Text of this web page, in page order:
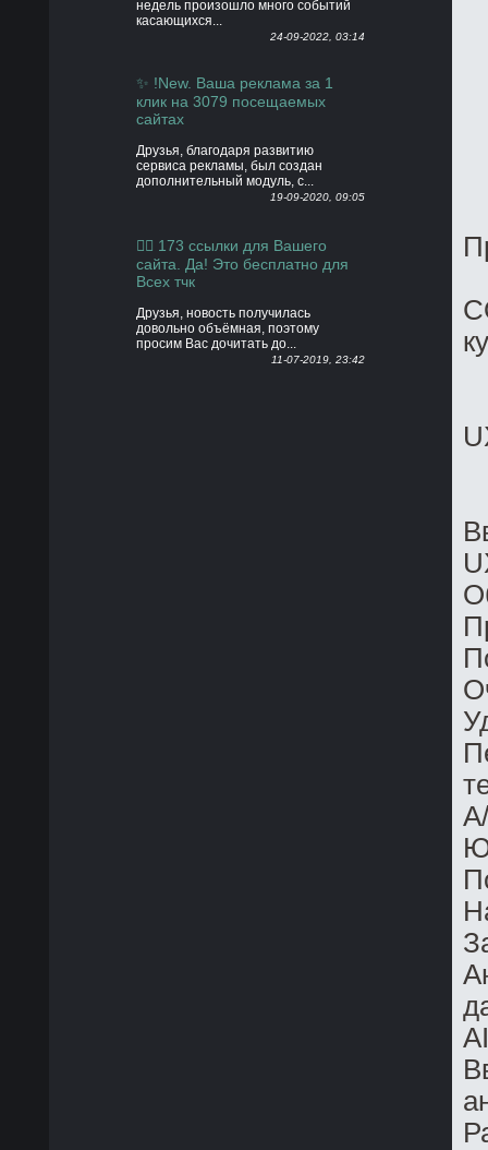
недель произошло много событий
касающихся...
24-09-2022, 03:14
✨ !New. Ваша реклама за 1
клик на 3079 посещаемых
сайтах
Друзья, благодаря развитию
сервиса рекламы, был создан
дополнительный модуль, с...
19-09-2020, 09:05
👍🏻 173 ссылки для Вашего
сайта. Да! Это бесплатно для
Всех тчк
Друзья, новость получилась
довольно объёмная, поэтому
просим Вас дочитать до...
11-07-2019, 23:42